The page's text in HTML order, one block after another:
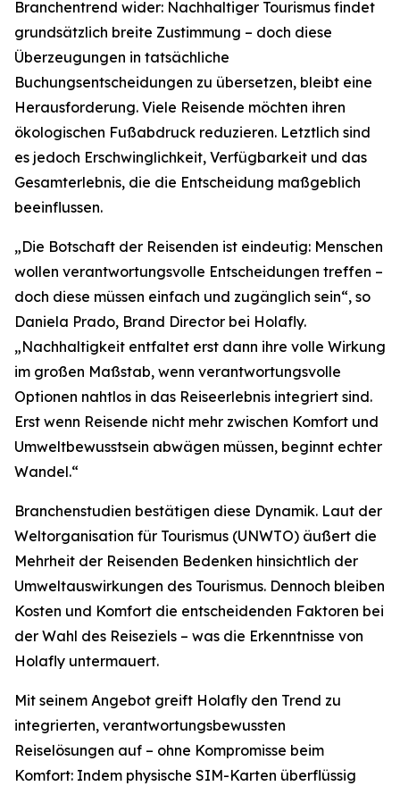
Branchentrend wider: Nachhaltiger Tourismus findet
grundsätzlich breite Zustimmung – doch diese
Überzeugungen in tatsächliche
Buchungsentscheidungen zu übersetzen, bleibt eine
Herausforderung. Viele Reisende möchten ihren
ökologischen Fußabdruck reduzieren. Letztlich sind
es jedoch Erschwinglichkeit, Verfügbarkeit und das
Gesamterlebnis, die die Entscheidung maßgeblich
beeinflussen.
„Die Botschaft der Reisenden ist eindeutig: Menschen
wollen verantwortungsvolle Entscheidungen treffen –
doch diese müssen einfach und zugänglich sein“, so
Daniela Prado, Brand Director bei Holafly.
„Nachhaltigkeit entfaltet erst dann ihre volle Wirkung
im großen Maßstab, wenn verantwortungsvolle
Optionen nahtlos in das Reiseerlebnis integriert sind.
Erst wenn Reisende nicht mehr zwischen Komfort und
Umweltbewusstsein abwägen müssen, beginnt echter
Wandel.“
Branchenstudien bestätigen diese Dynamik. Laut der
Weltorganisation für Tourismus (UNWTO) äußert die
Mehrheit der Reisenden Bedenken hinsichtlich der
Umweltauswirkungen des Tourismus. Dennoch bleiben
Kosten und Komfort die entscheidenden Faktoren bei
der Wahl des Reiseziels – was die Erkenntnisse von
Holafly untermauert.
Mit seinem Angebot greift Holafly den Trend zu
integrierten, verantwortungsbewussten
Reiselösungen auf – ohne Kompromisse beim
Komfort: Indem physische SIM-Karten überflüssig